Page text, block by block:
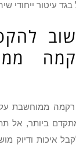
בגד עיטור ייחודי
רקמה ממוחשבת
ביותר, אל
איכות ודיוק